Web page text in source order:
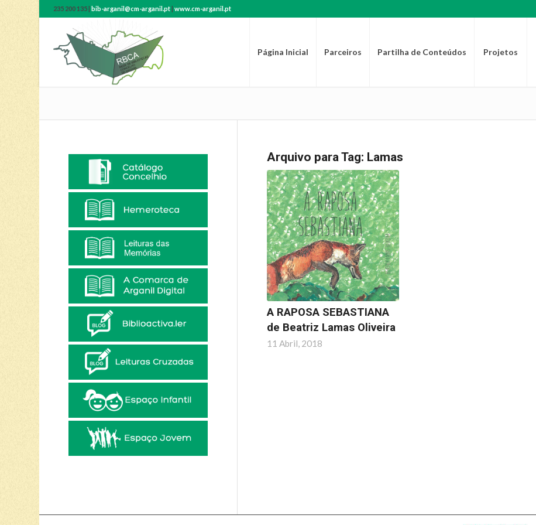
235 200 135 |bib-arganil@cm-arganil.pt|www.cm-arganil.pt
Página Inicial Parceiros Partilha de Conteúdos Projetos
Arquivo para Tag: Lamas
A RAPOSA SEBASTIANA
de Beatriz Lamas Oliveira
11 Abril, 2018